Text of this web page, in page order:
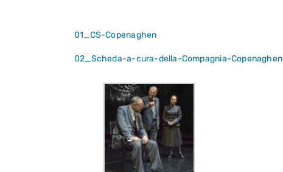
01_CS-Copenaghen
02_Scheda-a-cura-della-Compagnia-Copenaghen